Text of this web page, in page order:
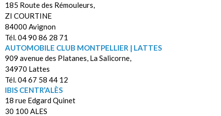
185 Route des Rémouleurs,
ZI COURTINE
84000 Avignon
Tél. 04 90 86 28 71
AUTOMOBILE CLUB MONTPELLIER | LATTES
909 avenue des Platanes, La Salicorne,
34970 Lattes
Tél. 04 67 58 44 12
IBIS CENTR’ALÈS
18 rue Edgard Quinet
30 100 ALES